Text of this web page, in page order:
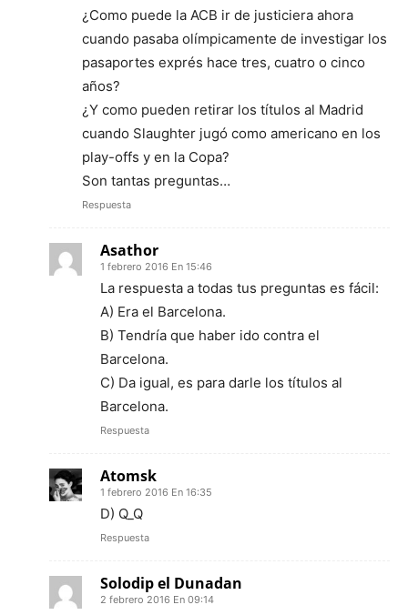
¿Como puede la ACB ir de justiciera ahora
cuando pasaba olímpicamente de investigar los
pasaportes exprés hace tres, cuatro o cinco
años?
¿Y como pueden retirar los títulos al Madrid
cuando Slaughter jugó como americano en los
play-offs y en la Copa?
Son tantas preguntas…
Respuesta
Asathor
1 febrero 2016 En 15:46
La respuesta a todas tus preguntas es fácil:
A) Era el Barcelona.
B) Tendría que haber ido contra el
Barcelona.
C) Da igual, es para darle los títulos al
Barcelona.
Respuesta
Atomsk
1 febrero 2016 En 16:35
D) Q_Q
Respuesta
Solodip el Dunadan
2 febrero 2016 En 09:14